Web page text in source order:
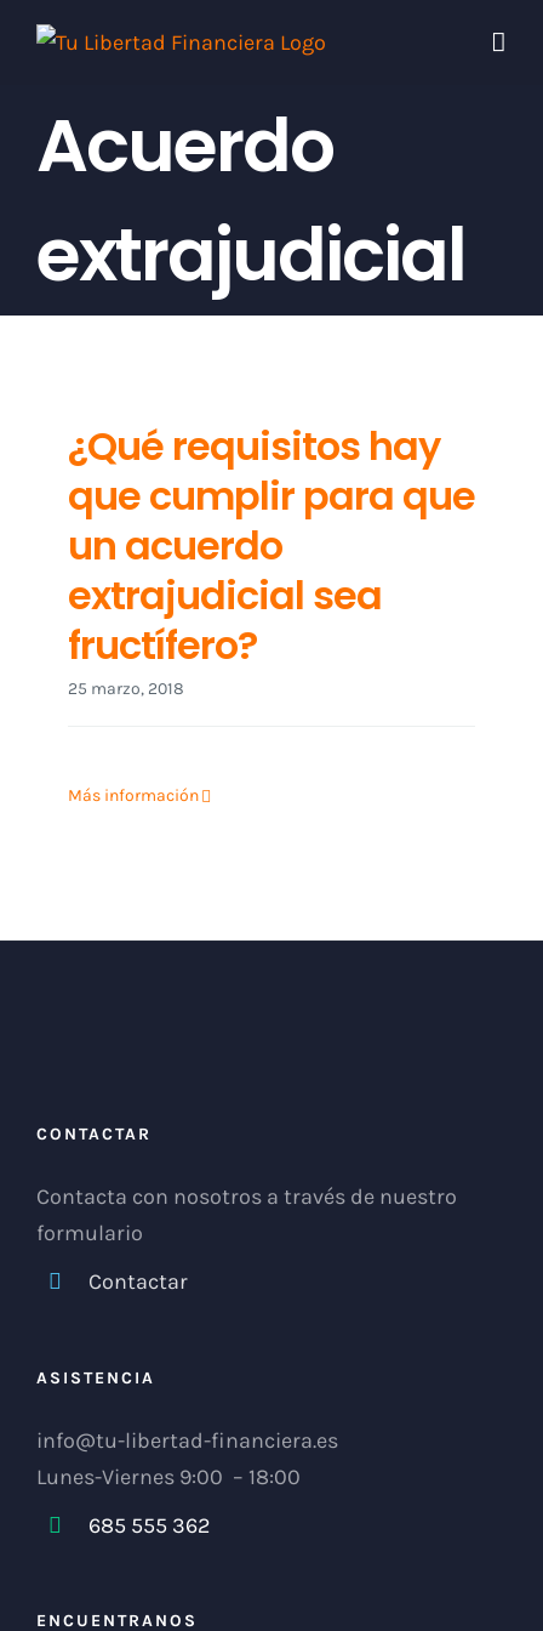
Acuerdo
extrajudicial
¿Qué requisitos hay
que cumplir para que
un acuerdo
extrajudicial sea
fructífero?
25 marzo, 2018
Más información
CONTACTAR
Contacta con nosotros a través de nuestro
formulario
Contactar
ASISTENCIA
info@tu-libertad-financiera.es
Lunes-Viernes 9:00 – 18:00
685 555 362
ENCUENTRANOS